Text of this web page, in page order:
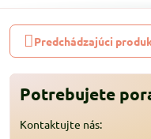
Predchádzajúci
Potrebujete
Kontaktujte nás: